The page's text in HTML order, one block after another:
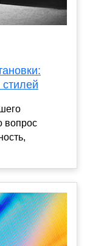
вопрос